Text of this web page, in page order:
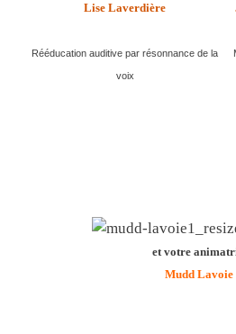
Lise Laverdière
Rééducation auditive par résonnance de la
voix
et votre
Mudd Lavoie